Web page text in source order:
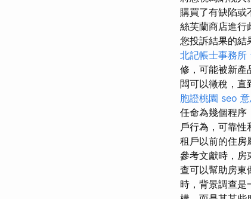
購買了有缺陷或
絲芙蘭商店進行
您投訴結果的結
北記帳士事務所
修，可能被新產
闆可以徵稅，直
胞證桃園 seo
任命為幾個程序
戶行為，可靠性
租戶以前的住房
參考文獻時，房
查可以幫助房東
時，背景調查是